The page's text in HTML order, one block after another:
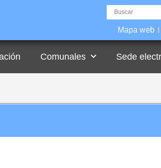
Mapa web
Comunales Sede